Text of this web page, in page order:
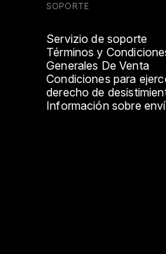
SOPORTE
Servizio de soporte
Términos y
Generales De Venta
Condiciones para
derecho de
Información sobre